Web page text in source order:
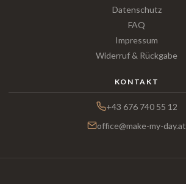
Datenschutz
FAQ
Impressum
Widerruf & Rückgabe
KONTAKT
+43 676 740 55 12
office@make-my-day.at